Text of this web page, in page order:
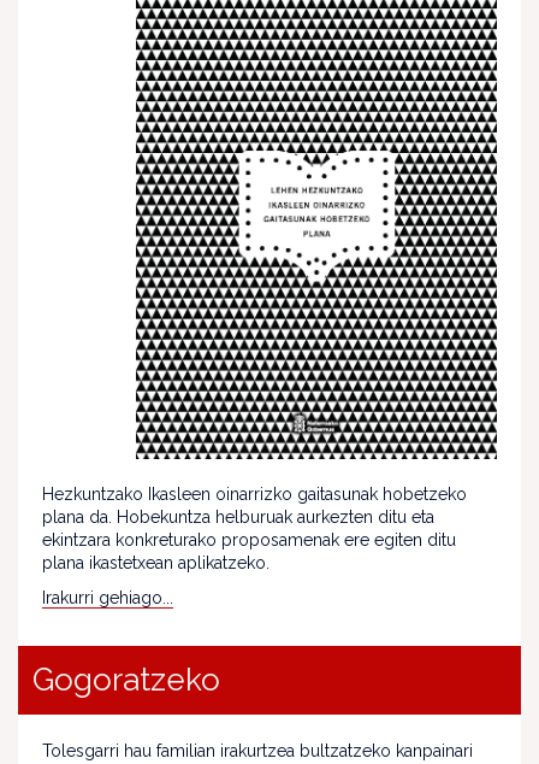
Hezkuntzako Ikasleen oinarrizko gaitasunak hobetzeko
plana da. Hobekuntza helburuak aurkezten ditu eta
ekintzara konkreturako proposamenak ere egiten ditu
plana ikastetxean aplikatzeko.
Irakurri gehiago...
Gogoratzeko
Tolesgarri hau familian irakurtzea bultzatzeko kanpainari